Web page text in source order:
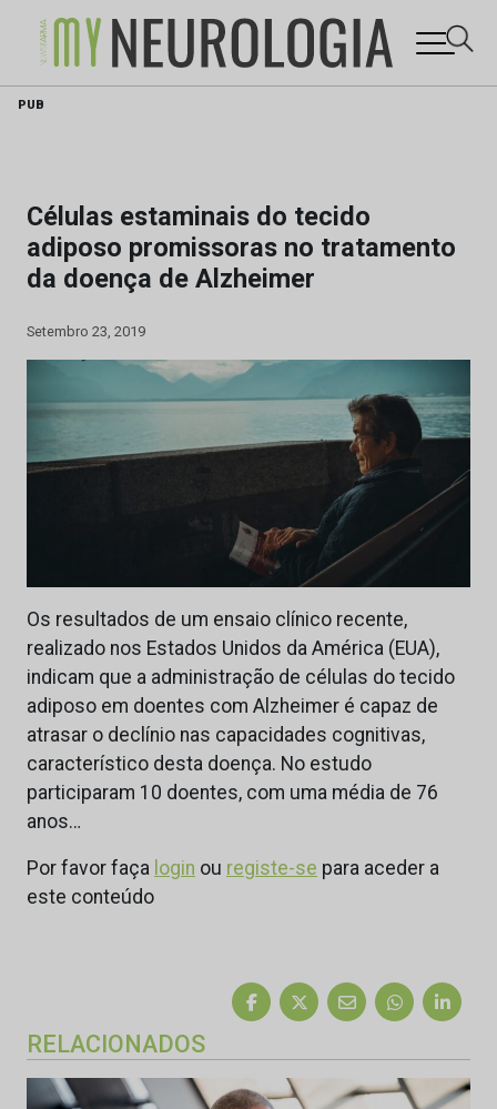
Skip
PUB
Células estaminais do tecido
adiposo promissoras no tratamento
da doença de Alzheimer
Setembro 23, 2019
Os resultados de um ensaio clínico recente,
realizado nos Estados Unidos da América (EUA),
indicam que a administração de células do tecido
adiposo em doentes com Alzheimer é capaz de
atrasar o declínio nas capacidades cognitivas,
característico desta doença. No estudo
participaram 10 doentes, com uma média de 76
anos…
Por favor faça login ou registe-se para aceder a
este conteúdo
RELACIONADOS